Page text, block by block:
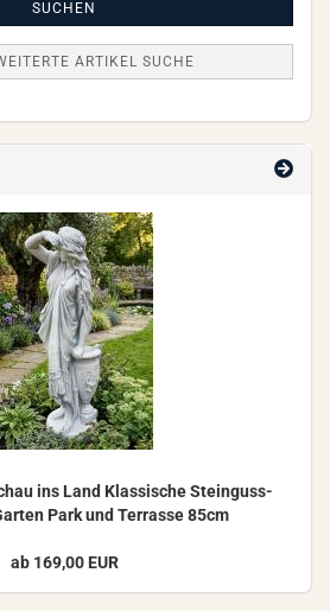
SUCHEN
ARTIKEL SUCHE
ins Land Klas­si­sche Steinguss-​
Park und Ter­ras­se 85cm
ab 169,00 EUR